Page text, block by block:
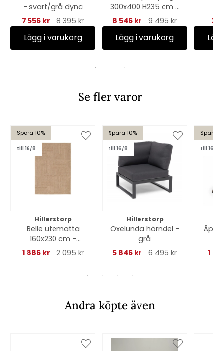
- svart/grå dyna
7 556 kr
8 395 kr
Lägg i varukorg
300x400 H235 cm -
grå
8 546 kr 9 495 kr
Lägg i varukorg
Se fler varor
Spara 10%
till 16/8
Hillerstorp
Belle utematta
160x230 cm -
beigebrun
1 886 kr 2 095 kr
Spara 10%
till 16/8
Hillerstorp
Oxelunda hörndel -
grå
5 846 kr
6 495 kr
Spara
till 16/8
1
Andra köpte även